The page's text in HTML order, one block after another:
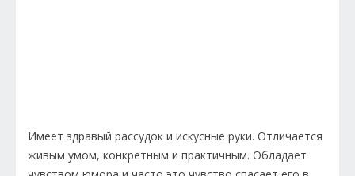
Имеет здравый рассудок и искусные руки. Отличается
живым умом, конкретным и практичным. Обладает